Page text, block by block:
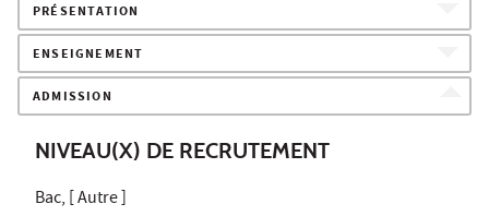
PRÉSENTATION
ENSEIGNEMENT
ADMISSION
NIVEAU(X) DE RECRUTEMENT
Bac, [ Autre ]